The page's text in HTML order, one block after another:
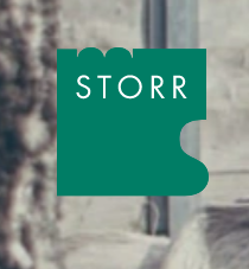
Zum Inhalt der Seite springen